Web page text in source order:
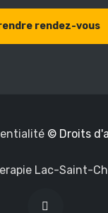
rendez-vous
© Droits
Lac-Saint-